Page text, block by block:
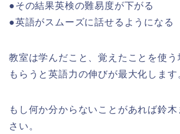
●その結果英検の難易度が下がる
●英語がスムーズに話せるようになる
教室は学んだこと、覚えたことを使う
もらうと英語力の伸びが最大化します
もし何か分からないことがあれば鈴
さい。